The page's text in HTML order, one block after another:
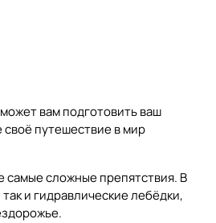
вам подготовить ваш
путешествие в мир
самые сложные препятствия. В
и гидравлические лебёдки,